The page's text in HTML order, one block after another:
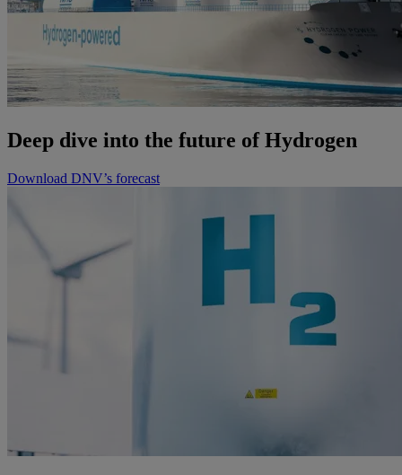
Deep dive into the future of Hydrogen
Download DNV’s forecast